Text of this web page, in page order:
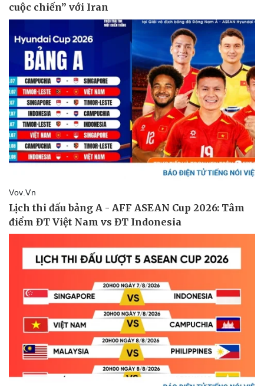
Sức khỏe
Dinh dưỡng - món ngon
Cây thuốc
Sản phụ khoa
Nhi khoa
Nam khoa
Làm đẹp - giảm cân
Phòng mạch online
Đời sống
Nhà đẹp
Blog
Tình yêu - Gia đình